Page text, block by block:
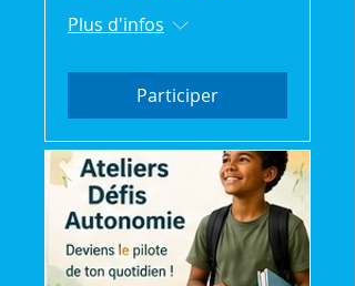
Plus d'infos
Participer